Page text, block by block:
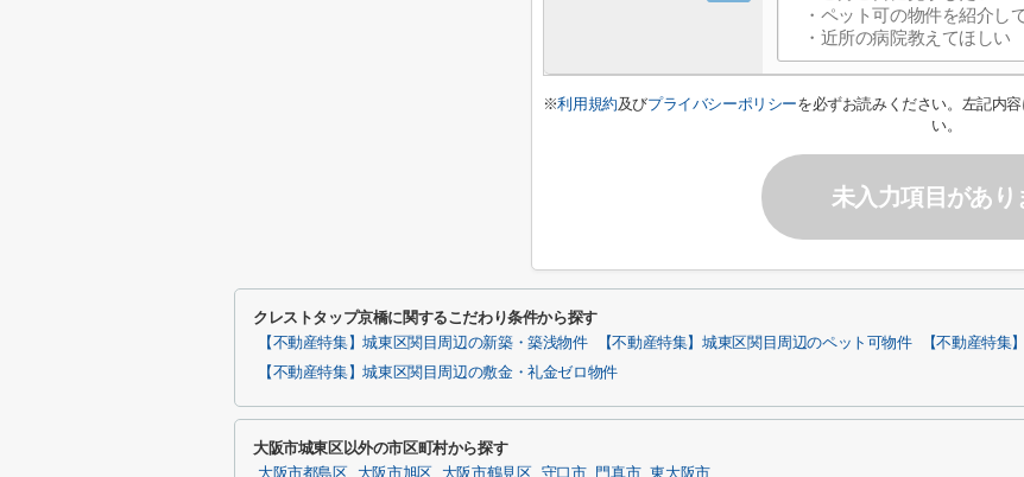
※利用規約及びプライバシーポリシーを必ずお読みください。左記内
い。
未入力項目があり
クレストタップ京橋に関するこだわり条件から探す
【不動産特集】城東区関目周辺の新築・築浅物件 【不動産特集】城東区関目周辺のペット可物件
【不動産特集
【不動産特集】城東区関目周辺の敷金・礼金ゼロ物件
大阪市城東区以外の市区町村から探す
大阪市都島区 大阪市旭区 大阪市鶴見区 守口市 門真市 東大阪市